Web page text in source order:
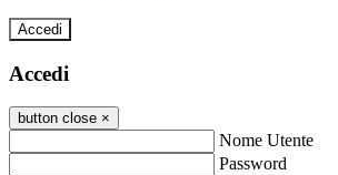
Accedi
Accedi
button close ×
Nome Utente
Password